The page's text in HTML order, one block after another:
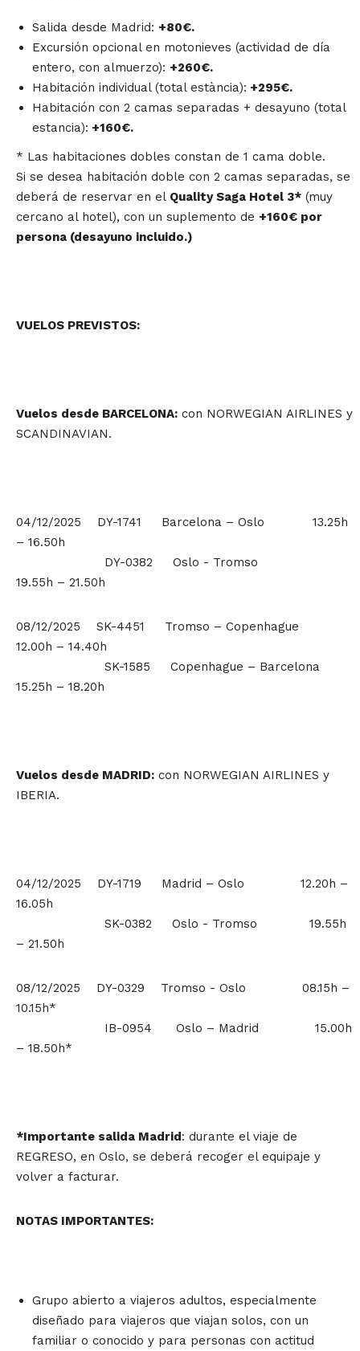
Salida desde Madrid: +80€.
Excursión opcional en motonieves (actividad de día
entero, con almuerzo): +260€.
Habitación individual (total estància): +295€.
Habitación con 2 camas separadas + desayuno (total
estancia): +160€.
* Las habitaciones dobles constan de 1 cama doble.
Si se desea habitación doble con 2 camas separadas, se
deberá de reservar en el Quality Saga Hotel 3* (muy
cercano al hotel), con un suplemento de +160€ por
persona (desayuno incluido.)
VUELOS PREVISTOS:
Vuelos desde BARCELONA: con NORWEGIAN AIRLINES y
SCANDINAVIAN.
04/12/2025 DY-1741 Barcelona – Oslo 13.25h
– 16.50h
DY-0382 Oslo - Tromso
19.55h – 21.50h
08/12/2025 SK-4451 Tromso – Copenhague
12.00h – 14.40h
SK-1585 Copenhague – Barcelona
15.25h – 18.20h
Vuelos desde MADRID: con NORWEGIAN AIRLINES y
IBERIA.
04/12/2025 DY-1719 Madrid – Oslo 12.20h –
16.05h
SK-0382 Oslo - Tromso 19.55h
– 21.50h
08/12/2025 DY-0329 Tromso - Oslo 08.15h –
10.15h*
IB-0954 Oslo – Madrid 15.00h
– 18.50h*
*Importante salida Madrid: durante el viaje de
REGRESO, en Oslo, se deberá recoger el equipaje y
volver a facturar.
NOTAS IMPORTANTES:
Grupo abierto a viajeros adultos, especialmente
diseñado para viajeros que viajan solos, con un
familiar o conocido y para personas con actitud